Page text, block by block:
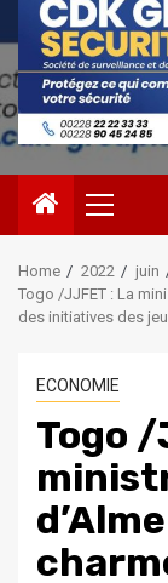
Primary
Menu
Home 2022 juin
Togo /JJFET : La
des initiatives des
ECONOMIE
Togo /